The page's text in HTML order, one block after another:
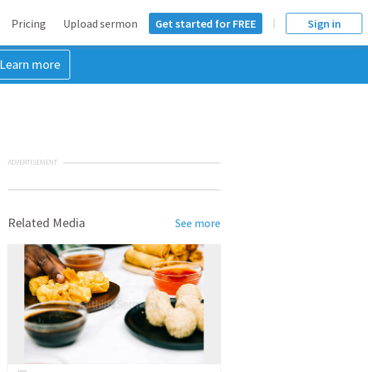
Pricing Upload sermon Get started for FREE Sign in
Learn more
ADVERTISEMENT
Related Media See more